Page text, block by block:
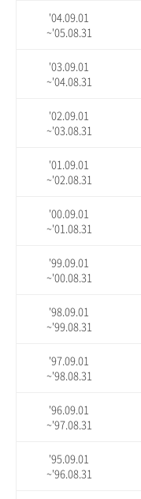
'04.09.01
~'05.08.31
'03.09.01
~'04.08.31
'02.09.01
~'03.08.31
'01.09.01
~'02.08.31
'00.09.01
~'01.08.31
'99.09.01
~'00.08.31
'98.09.01
~'99.08.31
'97.09.01
~'98.08.31
'96.09.01
~'97.08.31
'95.09.01
~'96.08.31